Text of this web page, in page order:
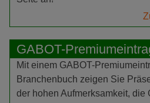
GABOT-
Mit einem GABOT-
Branchenbuch zeigen Sie
der hohen Aufmerksamkeit, die